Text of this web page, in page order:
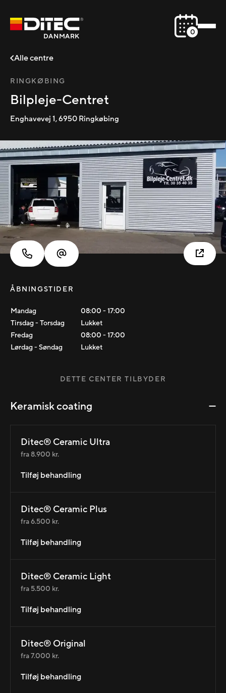
DANMARK 0
Alle centre
RINGKØBING
Bilpleje-Centret
Enghavevej 1,6950 Ringkøbing
ÅBNINGSTIDER
Mandag 08:00 -17:00
Tirsdag - Torsdag
Lukket
Fredag
08:00 -17:00
Lørdag - Søndag
Lukket
DETTE CENTER TILBYDER
Keramisk coating
Ditec® Ceramic Ultra
fra 8.900 kr.
Tilføj behandling
Ditec® Ceramic Plus
fra 6.500 kr.
Tilføj behandling
Ditec® Ceramic Light
fra 5.500 kr.
Tilføj behandling
Ditec® Original
fra 7.000 kr.
Tilføj behandling